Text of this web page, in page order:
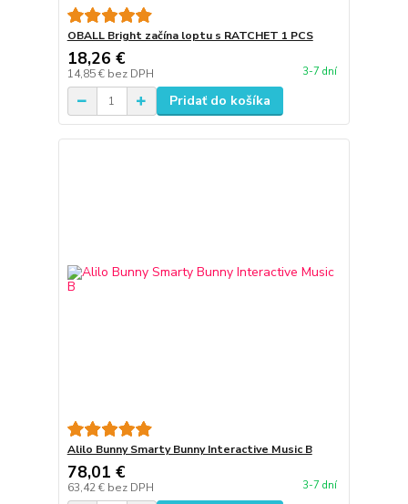
OBALL Bright začína loptu s RATCHET 1 PCS
18,26 €
14,85 € bez DPH 3-7 dní
Pridať do košíka
Alilo Bunny Smarty Bunny Interactive Music B
78,01 €
63,42 € bez DPH 3-7 dní